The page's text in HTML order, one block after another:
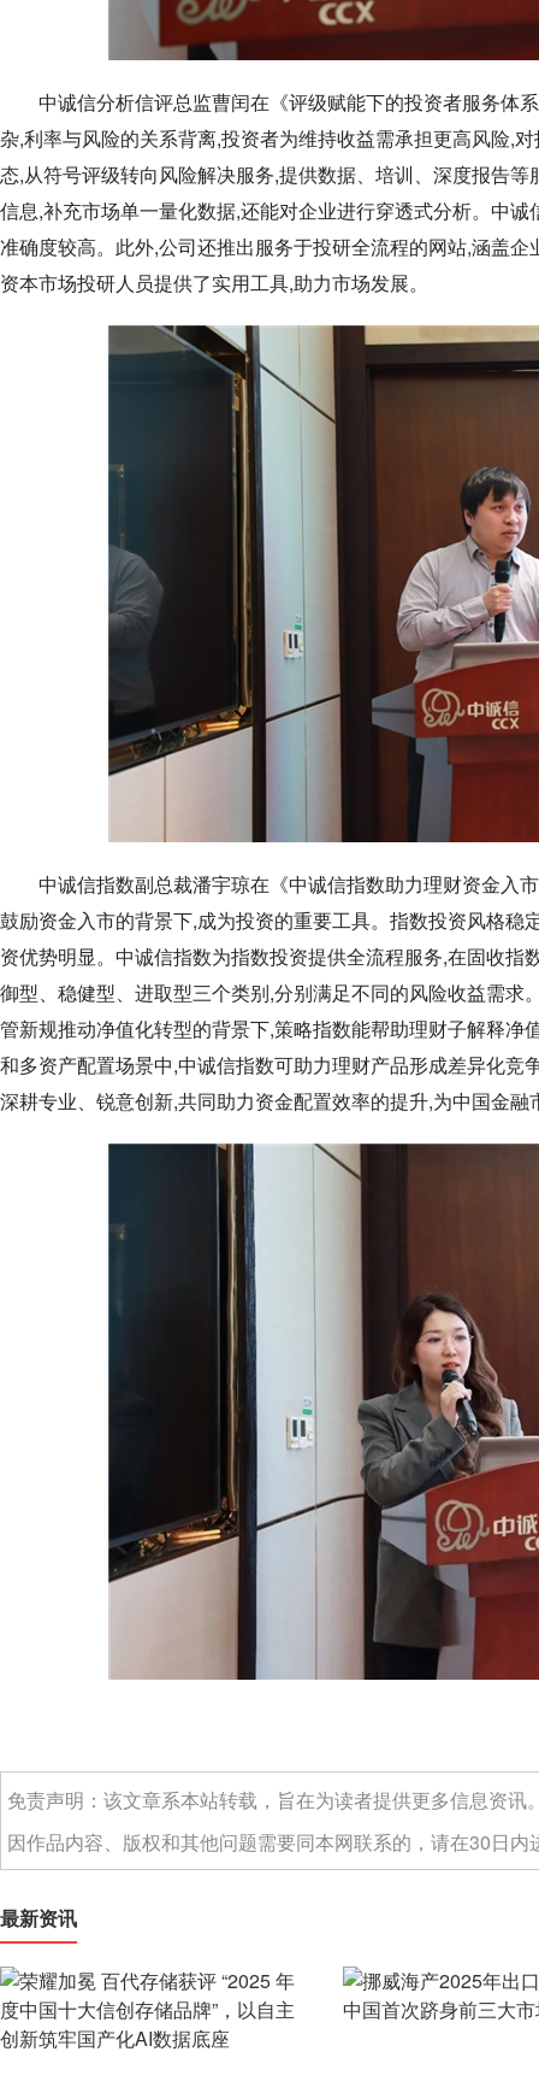
中诚信分析信评总监曹闰在《评级赋能下的投资者服务体
杂,利率与风险的关系背离,投资者为维持收益需承担更高风险,
态,从符号评级转向风险解决服务,提供数据、培训、深度报告
信息,补充市场单一量化数据,还能对企业进行穿透式分析。中
准确度较高。此外,公司还推出服务于投研全流程的网站,涵盖
资本市场投研人员提供了实用工具,助力市场发展。
中诚信指数副总裁潘宇琼在《中诚信指数助力理财资金入
鼓励资金入市的背景下,成为投资的重要工具。指数投资风格
资优势明显。中诚信指数为指数投资提供全流程服务,在固收
御型、稳健型、进取型三个类别,分别满足不同的风险收益需
管新规推动净值化转型的背景下,策略指数能帮助理财子解释
和多资产配置场景中,中诚信指数可助力理财产品形成差异化
深耕专业、锐意创新,共同助力资金配置效率的提升,为中国金
免责声明：该文章系本站转载，旨在为读者提供更多信息资
因作品内容、版权和其他问题需要同本网联系的，请在30日内
最新资讯